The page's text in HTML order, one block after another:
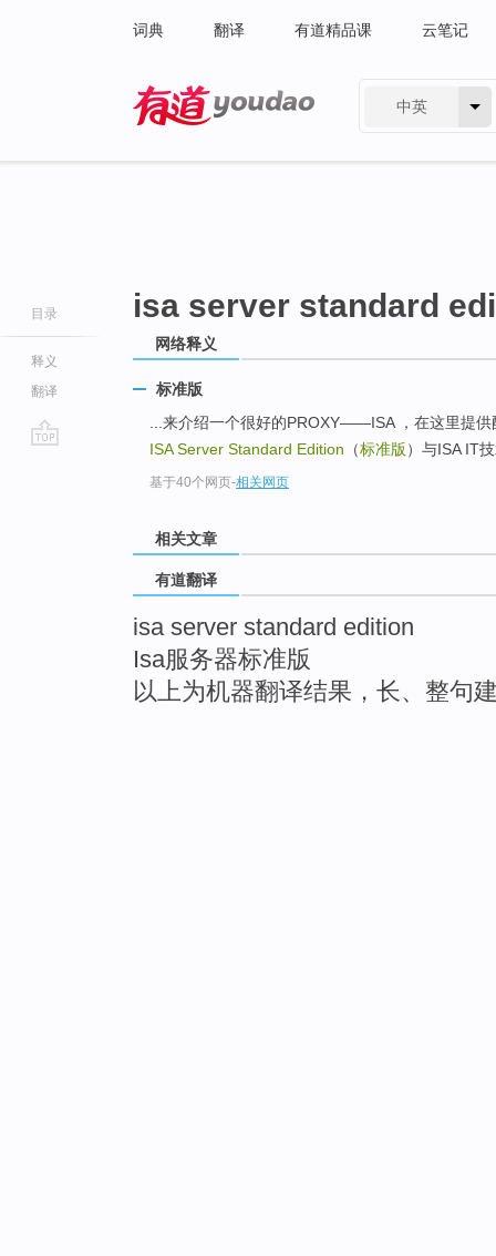
词典 翻译 有道精品课 云笔记
中英
目录
释义
翻译
isa server standard
网络释义
标准版
...来介绍一个很好的PROXY――ISA ，在这里提
ISA Server Standard Edition （标准版）与ISA IT
基于40个网页-相关网页
相关文章
有道翻译
isa server standard edition
Isa服务器标准版
以上为机器翻译结果，长、整句